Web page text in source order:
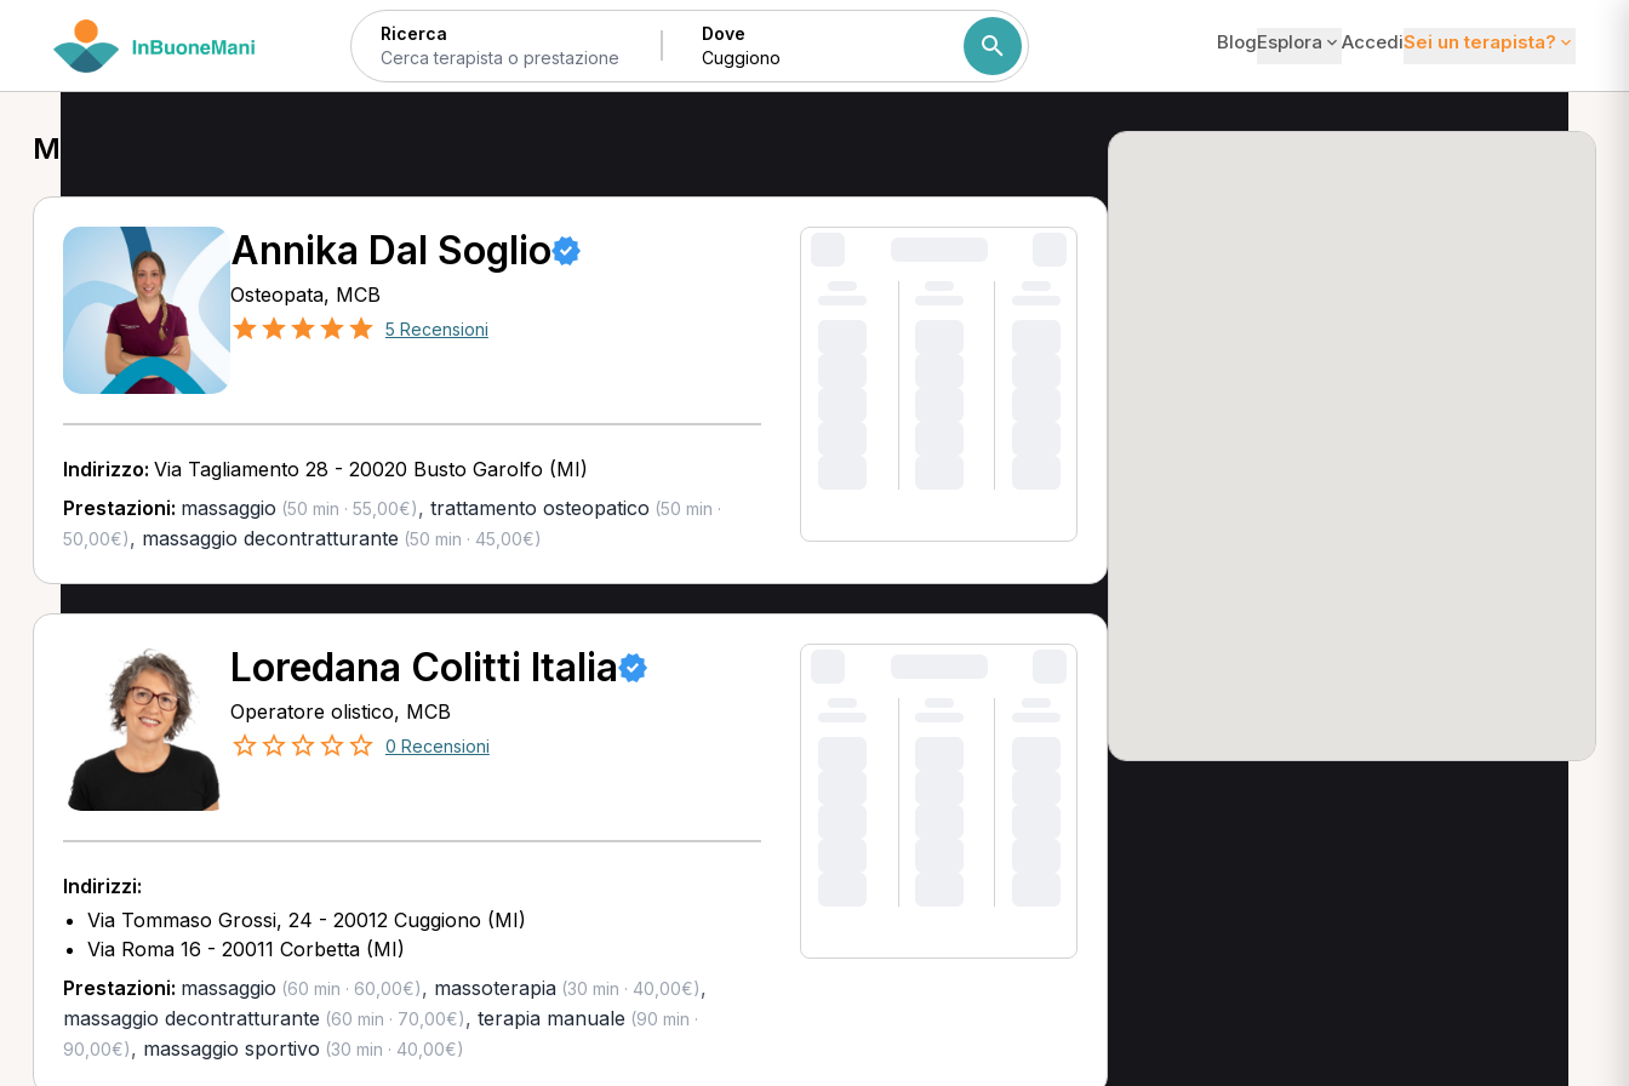
Ricerca Dove BlogEsplora AccediSei un terapista?
MCB a Cuggiono
Annika Dal Soglio
Osteopata, MCB
5 Recensioni
Indirizzo: Via Tagliamento 28 - 20020 Busto Garolfo (MI)
Prestazioni: massaggio (50 min · 55,00€), trattamento osteopatico (50 min ·
50,00€), massaggio decontratturante (50 min · 45,00€)
Loredana Colitti Italia
Operatore olistico, MCB
0 Recensioni
Indirizzi:
Via Tommaso Grossi, 24 - 20012 Cuggiono (MI)
Via Roma 16 - 20011 Corbetta (MI)
Prestazioni: massaggio (60 min · 60,00€), massoterapia(30 min · 40,00€),
massaggio decontratturante (60 min · 70,00€), terapia manuale (90 min ·
90,00€), massaggio sportivo (30 min · 40,00€)